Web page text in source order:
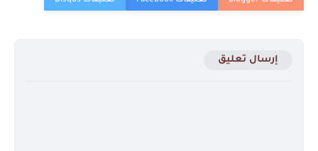
إرسال تعليق